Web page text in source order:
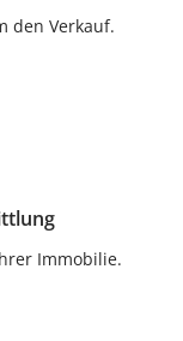
den Verkauf.
Immobilie.